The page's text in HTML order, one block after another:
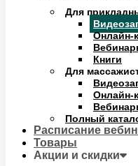
Для
Онлайн-
Книги
Для
Онлайн-
Полный
Расписание
Товары
Акции и скидки